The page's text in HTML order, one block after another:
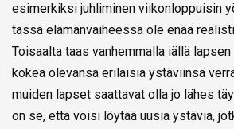
esimerkiksi juhliminen viikonloppuisin
tässä elämänvaiheessa ole enää
Toisaalta taas vanhemmalla iällä
kokea olevansa erilaisia ystäviinsä
muiden lapset saattavat olla jo lähes
on se, että voisi löytää uusia ystäviä,